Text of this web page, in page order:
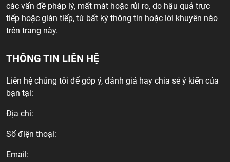
các vấn đề pháp lý, mất mát hoặc rủi ro, do hậu quả trực
tiếp hoặc gián tiếp, từ bất kỳ thông tin hoặc lời khuyên nào
trên trang này.
THÔNG TIN LIÊN HỆ
Liên hệ chúng tôi để góp ý, đánh giá hay chia sẻ ý kiến của
bạn tại:
Địa chỉ:
Số điện thoại:
Email: